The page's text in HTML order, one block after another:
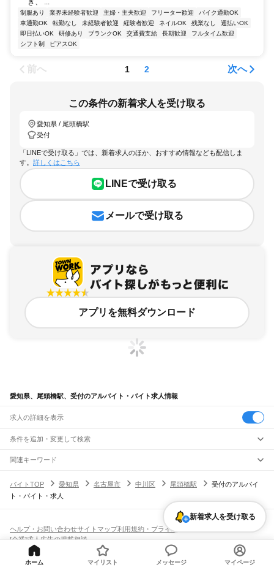
き、 ...
制服あり 業界未経験者歓迎 主婦・主夫歓迎 フリーター歓迎
バイク通勤OK
車通勤OK
転勤なし 未経験者歓迎 経験者歓迎 ネイルOK 残業なし
週払いOK
即日払いOK
研修あり ブランクOK 交通費支給 長期歓迎
フルタイム歓迎
シフト制
ピアスOK
前へ 1 2 次へ
この条件の新着求人を受け取る
愛知県 / 尾頭橋駅
受付
「LINEで受け取る」では、新着求人のほか、おすすめ情報なども配信しま
す。 詳しくはこちら
LINEで受け取る
メールで受け取る
アプリを無料ダウンロード
愛知県、尾頭橋駅、受付のアルバイト・バイト求人情報
求人の詳細を表示
条件を追加・変更して検索
市区町村を追加・変更
愛知県すべて
名古屋市すべて
熱田区
豊橋市岡崎市一宮市瀬戸市半田市春日井市豊川市津島市碧南市刈谷市豊田市
知多市
高浜市 日進市
清須市
北名古屋市
みよし市長久手市 あま市愛知郡西春日井郡 丹羽郡海部郡
駅を追加・変更
大曽根駅 新守山駅勝川駅春日井駅
JR飯田線(豊橋～天竜峡)
豊橋駅船町駅 小坂井駅牛久保駅 三河一宮駅
東上駅
野田城駅
東新町駅 茶臼山駅 大海駅鳥居駅
本長篠駅
職種を追加・変更
飲食・フードサービスすべて
ホールスタッフキッチンスタッフ
パン屋（ベーカリー）
フードカウンター販売員
バー（BAR）・バーテンダー
飲食店補助（開店・閉店準備）
飲食店（店長・マネージャー）
営業・販売
人気
日払いOK
学生歓迎 髪型・髪色自由
ネイルOK
ピアスOK
オープニングスタッフ
留学生・外国人活躍中
雇用形態を追加・変更
アルバイト・パート
都道府県を変更
関連キーワード
バイトTOP
愛知県 名古屋市 中川区 尾頭橋駅
受付のアルバイ
ト・バイト・求人
新着求人を受け取る
ヘルプ・お問い合わせサイトマップ利用規約・プライバシーポリシー
[企業]求人広告の掲載相談
ホーム マイリスト メッセージ マイページ